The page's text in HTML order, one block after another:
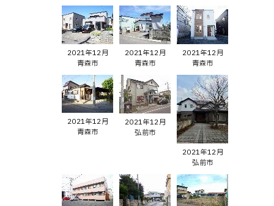
2021年12月
青森市
2021年12月
青森市
2021年12月
青森市
2021年12月
青森市
2021年12月
弘前市
2021年12月
弘前市